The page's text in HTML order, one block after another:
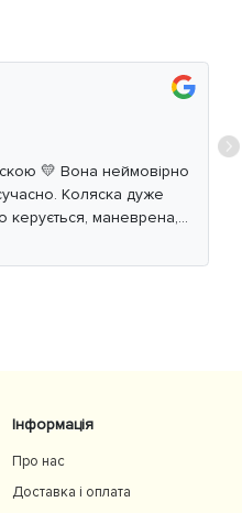
💛 Вона неймовірно
Коляска дуже
керується, маневрена,
Дитині
та великий капюшон
Інформація
Про нас
Доставка і оплата